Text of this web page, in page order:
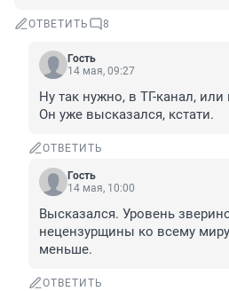
ОТВЕТИТЬ 8
Гость
14 мая, 09:27
Ну так нужно, в ТГ-канал,
Он уже высказался, кстати.
ОТВЕТИТЬ
Гость
14 мая, 10:00
Высказался. Уровень
нецензурщины ко всему
меньше.
ОТВЕТИТЬ